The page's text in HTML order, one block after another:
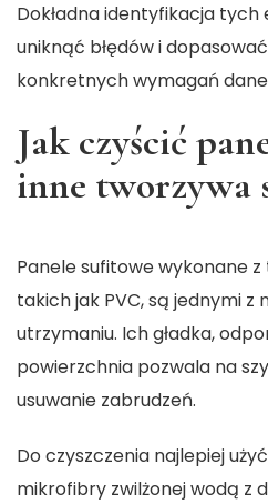
Dokładna identyfikacja
uniknąć błędów i
konkretnych wymagań
Jak czyścić
inne tworzywa
Panele sufitowe wykonane
takich jak PVC, są jednymi z
utrzymaniu. Ich gładka,
powierzchnia pozwala na
usuwanie zabrudzeń.
Do czyszczenia najlepiej
mikrofibry zwilżonej wodą z